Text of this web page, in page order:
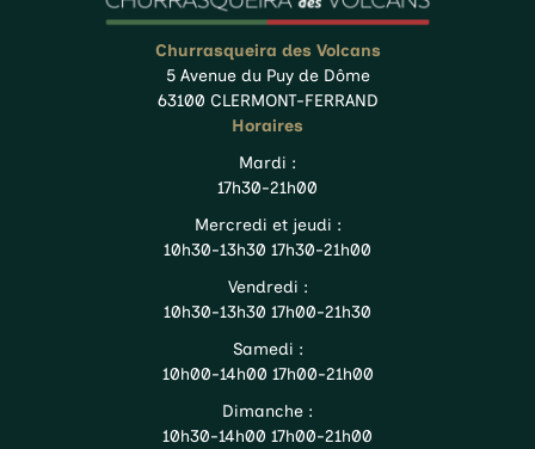
Churrasqueira des Volcans
5 Avenue du Puy de Dôme
63100 CLERMONT-FERRAND
Horaires
Mardi :
17h30-21h00
Mercredi et jeudi :
10h30-13h30 17h30-21h00
Vendredi :
10h30-13h30 17h00-21h30
Samedi :
10h00-14h00 17h00-21h00
Dimanche :
10h30-14h00 17h00-21h00